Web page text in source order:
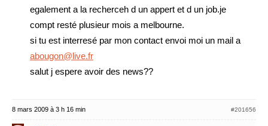
egalement a la recherceh d un appert et d un job.je
compt resté plusieur mois a melbourne.
si tu est interresé par mon contact envoi moi un mail a
abougon@live.fr
salut j espere avoir des news??
8 mars 2009 à 3 h 16 min #201656